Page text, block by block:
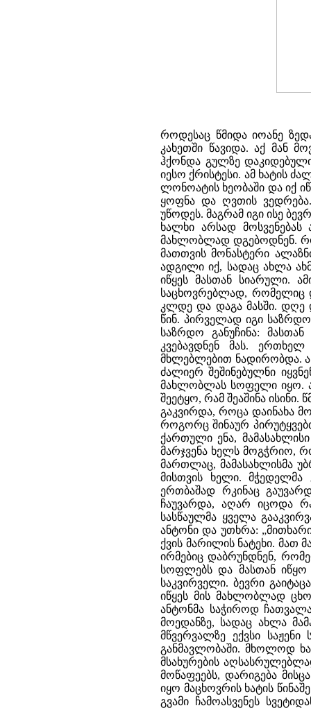
როდესაც წმიდა იოანე
კახეთში წავიდა. აქ მან
ჰქონდა გულზე
იესო ქრისტესი. ამ ხატის
ლონოატის ხეობაში და იქ
ყოფნა და ღვთის
უწოდეს. მაგრამ იგი ისე
ხალხი არსად
მახლობლად დგებოდნენ.
მათთვის მონასტერი
ადგილი იქ, სადაც ახლა
იწყეს მასთან სიარული.
საცხოვრებლად, რომელიც
კლდე და დაგა მასში. დღე
წინ. პირველად იგი
საზრდო განუჩინა:
კვებავდნენ მას.
მხლებლებით ნადირობდა.
ძალიერ შეშინებულნი
მახლობლას სოფელი იყო.
შეეტყო, რამ შეაშინა
გაკვირდა, როცა დაინახა
როგორც შინაურ
ქართული ენა,
მარჯვენა ხელს მოგჭრიო,
მართლაც, მამასახლისმა
მისთვის ხელი.
ერთბაშად რკინაც
ჩაუვარდა, აღარ იცოდა
სასწაულმა ყველა
ანტონი და უთხრა:
ქვის მარილის ნატეხი. მათ
ირმებიც დაბრუნდნენ,
სოფლებს და მასთან იწყო
საკვირველი. ბევრი
იწყეს მის მახლობლად
ანტონმა საჭიროდ ჩათვალა
მოედანზე, სადაც ახლა
მწვერვალზე ექვსი
განმავლობაში. მხოლოდ
მსახურების
მოწაფეებს, დარიგება
იყო მაცხოვრის ხატის
გვამი ჩამოასვენეს